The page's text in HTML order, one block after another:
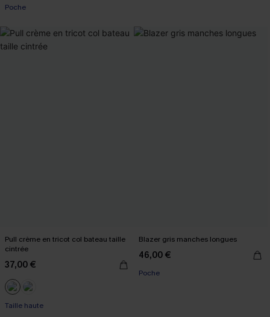
Poche
Pull crème en tricot col bateau taille
cintrée
37,00 €
Taille haute
Blazer gris manches longues
46,00 €
Poche